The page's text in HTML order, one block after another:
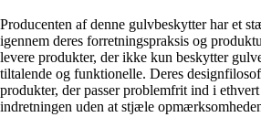
Producenten af denne gulvbeskytter har et
igennem deres forretningspraksis og
levere produkter, der ikke kun beskytter
tiltalende og funktionelle. Deres
produkter, der passer problemfrit ind i
indretningen uden at stjæle